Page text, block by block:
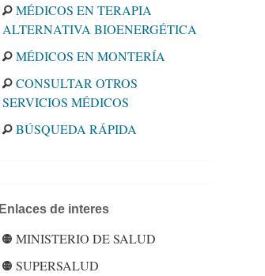
MÉDICOS EN TERAPIA
ALTERNATIVA BIOENERGÉTICA
MÉDICOS EN MONTERÍA
CONSULTAR OTROS
SERVICIOS MÉDICOS
BÚSQUEDA RÁPIDA
Enlaces de interes
MINISTERIO DE SALUD
SUPERSALUD